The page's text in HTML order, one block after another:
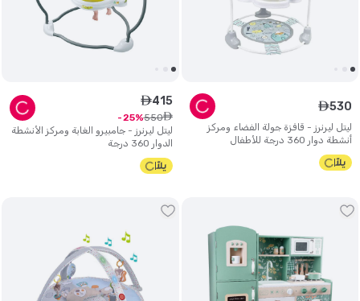
ليتل ليرنرز - قافزة جولة الفضاء ومركز
أنشطة دوار 360 درجة للأطفال
ê530
ليتل ليرنرز - جامبيرو الغابة ومركز الأنشطة
الدوار 360 درجة
ê415
ê
550
25